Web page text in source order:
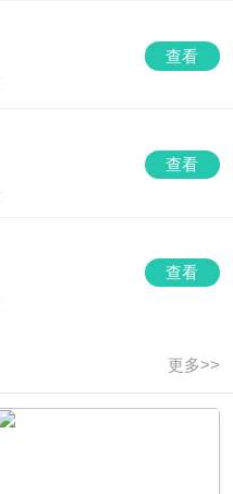
查看
查看
查看
更多>>